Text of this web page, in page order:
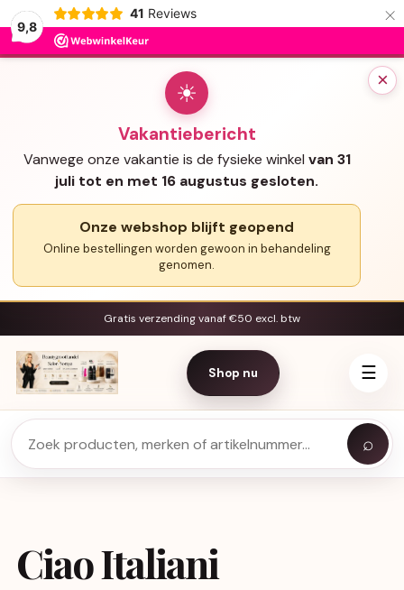
9,8
41 Reviews ×
×
☀
Vakantiebericht
Vanwege onze vakantie is de fysieke winkel van 31
juli tot en met 16 augustus gesloten.
Onze webshop blijft geopend
Online bestellingen worden gewoon in behandeling
genomen.
Gratis verzending vanaf €50 excl. btw
Shop nu ☰
⌕
Ciao Italiani